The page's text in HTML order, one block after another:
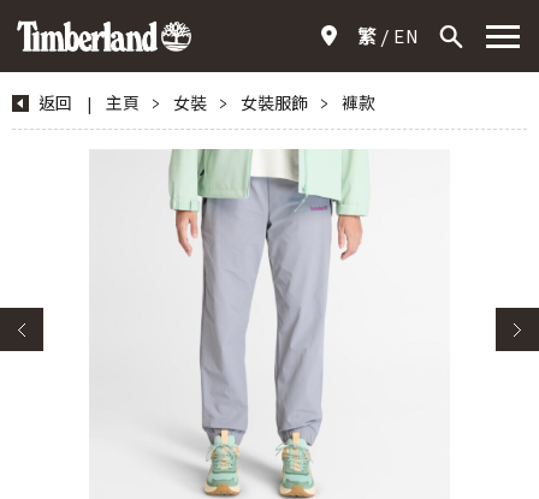
繁 EN
返回 | 主頁 > 女裝 > 女裝服飾 > 褲款